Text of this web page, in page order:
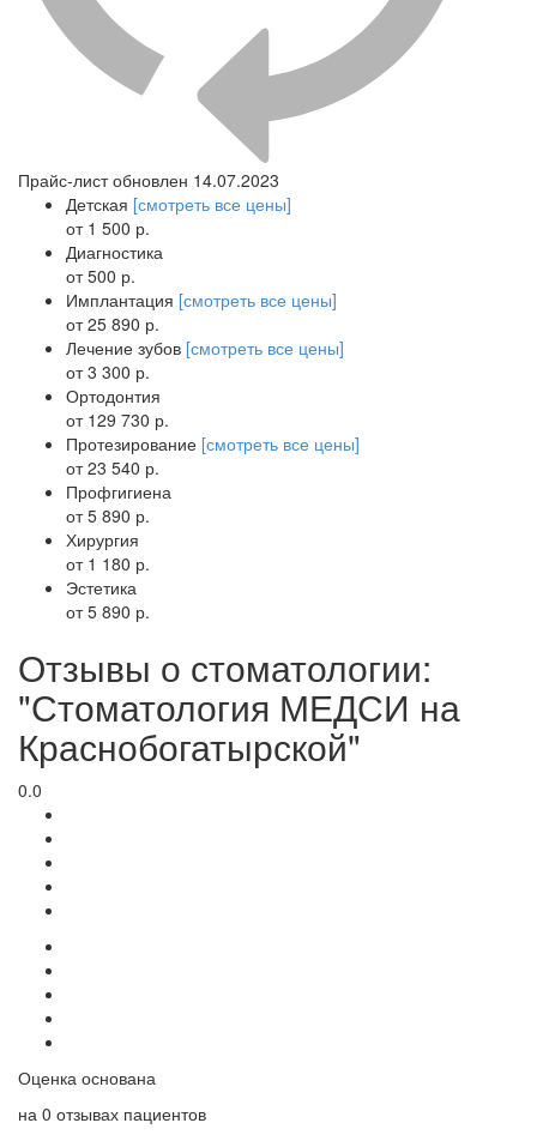
Прайс-лист обновлен 14.07.2023
Детская [смотреть все цены]
от 1 500 р.
Диагностика
от 500 р.
Имплантация [смотреть все цены]
от 25 890 р.
Лечение зубов [смотреть все цены]
от 3 300 р.
Ортодонтия
от 129 730 р.
Протезирование [смотреть все цены]
от 23 540 р.
Профгигиена
от 5 890 р.
Хирургия
от 1 180 р.
Эстетика
от 5 890 р.
Отзывы о стоматологии:
"Стоматология МЕДСИ на
Краснобогатырской"
0.0
Оценка основана
на 0 отзывах пациентов